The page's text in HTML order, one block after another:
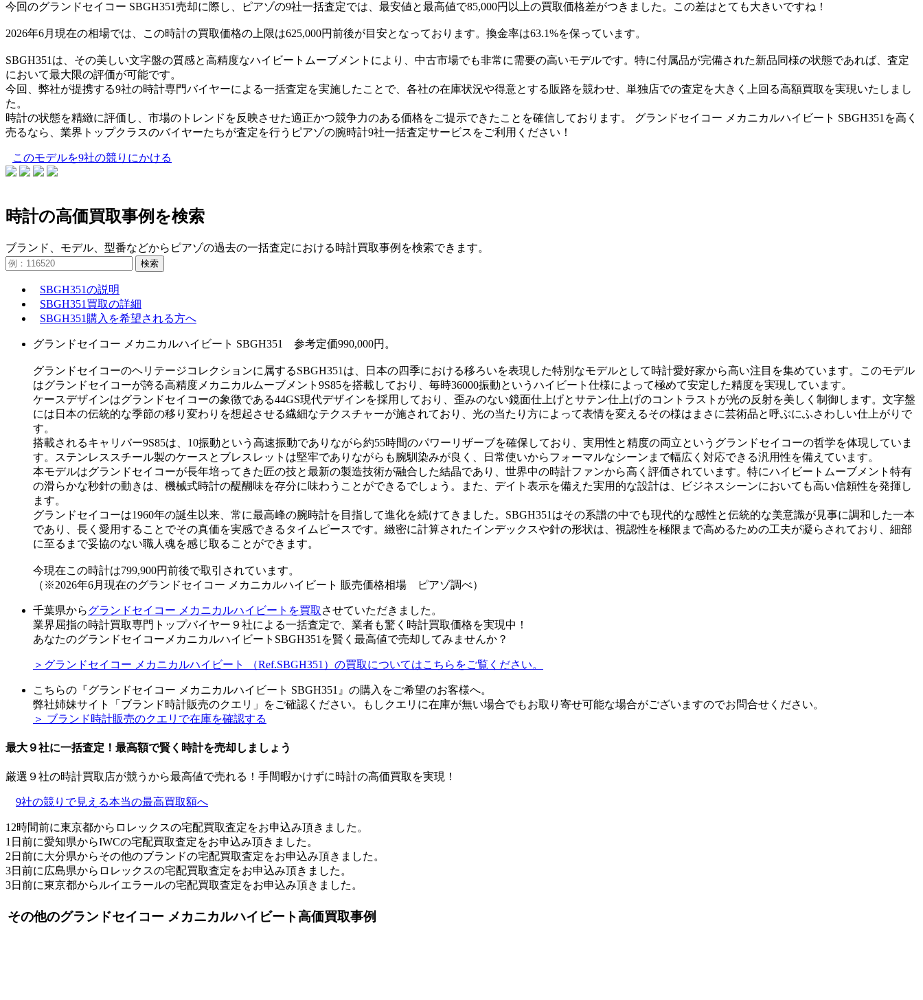
今回のグランドセイコー SBGH351売却に際し、ピアゾの9社一括査定では、最安値と最高値で85,000円以上の買取価格差がつきました。この差はとても大きいですね！
2026年6月現在の相場では、この時計の買取価格の上限は625,000円前後が目安となっております。換金率は63.1%を保っています。
SBGH351は、その美しい文字盤の質感と高精度なハイビートムーブメントにより、中古市場でも非常に需要の高いモデルです。特に付属品が完備された新品同様の状態であれば、査定
において最大限の評価が可能です。
今回、弊社が提携する9社の時計専門バイヤーによる一括査定を実施したことで、各社の在庫状況や得意とする販路を競わせ、単独店での査定を大きく上回る高額買取を実現いたしまし
た。
時計の状態を精緻に評価し、市場のトレンドを反映させた適正かつ競争力のある価格をご提示できたことを確信しております。 グランドセイコー メカニカルハイビート SBGH351を高く
売るなら、業界トップクラスのバイヤーたちが査定を行うピアゾの腕時計9社一括査定サービスをご利用ください！
このモデルを9社の競りにかける
時計の高価買取事例を検索
ブランド、モデル、型番などからピアゾの過去の一括査定における時計買取事例を検索できます。
検索
SBGH351の説明
SBGH351買取の詳細
SBGH351購入を希望される方へ
グランドセイコー メカニカルハイビート SBGH351 参考定価990,000円。
グランドセイコーのヘリテージコレクションに属するSBGH351は、日本の四季における移ろいを表現した特別なモデルとして時計愛好家から高い注目を集めています。このモデル
はグランドセイコーが誇る高精度メカニカルムーブメント9S85を搭載しており、毎時36000振動というハイビート仕様によって極めて安定した精度を実現しています。
ケースデザインはグランドセイコーの象徴である44GS現代デザインを採用しており、歪みのない鏡面仕上げとサテン仕上げのコントラストが光の反射を美しく制御します。文字盤
には日本の伝統的な季節の移り変わりを想起させる繊細なテクスチャーが施されており、光の当たり方によって表情を変えるその様はまさに芸術品と呼ぶにふさわしい仕上がりで
す。
搭載されるキャリバー9S85は、10振動という高速振動でありながら約55時間のパワーリザーブを確保しており、実用性と精度の両立というグランドセイコーの哲学を体現していま
す。ステンレススチール製のケースとブレスレットは堅牢でありながらも腕馴染みが良く、日常使いからフォーマルなシーンまで幅広く対応できる汎用性を備えています。
本モデルはグランドセイコーが長年培ってきた匠の技と最新の製造技術が融合した結晶であり、世界中の時計ファンから高く評価されています。特にハイビートムーブメント特有
の滑らかな秒針の動きは、機械式時計の醍醐味を存分に味わうことができるでしょう。また、デイト表示を備えた実用的な設計は、ビジネスシーンにおいても高い信頼性を発揮し
ます。
グランドセイコーは1960年の誕生以来、常に最高峰の腕時計を目指して進化を続けてきました。SBGH351はその系譜の中でも現代的な感性と伝統的な美意識が見事に調和した一本
であり、長く愛用することでその真価を実感できるタイムピースです。緻密に計算されたインデックスや針の形状は、視認性を極限まで高めるための工夫が凝らされており、細部
に至るまで妥協のない職人魂を感じ取ることができます。
今現在この時計は799,900円前後で取引されています。
（※2026年6月現在のグランドセイコー メカニカルハイビート 販売価格相場 ピアゾ調べ）
千葉県からグランドセイコー メカニカルハイビートを買取 させていただきました。
業界屈指の時計買取専門トップバイヤー９社による一括査定で、業者も驚く時計買取価格を実現中！
あなたのグランドセイコーメカニカルハイビートSBGH351を賢く最高値で売却してみませんか？
＞グランドセイコー メカニカルハイビート （Ref.SBGH351）の買取についてはこちらをご覧ください。
こちらの『グランドセイコー メカニカルハイビート SBGH351』の購入をご希望のお客様へ。
弊社姉妹サイト「ブランド時計販売のクエリ」をご確認ください。もしクエリに在庫が無い場合でもお取り寄せ可能な場合がございますのでお問合せください。
＞ ブランド時計販売のクエリで在庫を確認する
最大９社に一括査定！ 最高額で賢く時計を売却しましょう
厳選９社の時計買取店が競うから最高値で売れる！手間暇かけずに時計の高価買取を実現！
9社の競りで見える本当の最高買取額へ
12時間前に東京都からロレックスの宅配買取査定をお申込み頂きました。
1日前に愛知県からIWCの宅配買取査定をお申込み頂きました。
2日前に大分県からその他のブランドの宅配買取査定をお申込み頂きました。
3日前に広島県からロレックスの宅配買取査定をお申込み頂きました。
3日前に東京都からルイエラールの宅配買取査定をお申込み頂きました。
その他のグランドセイコー メカニカルハイビート高価買取事例